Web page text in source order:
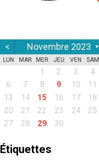
< Novembre 2023 ▼
LUN MAR MER JEU VEN SAM
1 2 3 4
6
7 8 9 10 11
13
14 15 16 17 18
20
21 22 23 24 25
27
28 29 30
Étiquettes